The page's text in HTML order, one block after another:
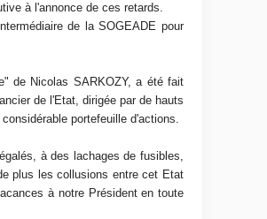
à l'annonce de ces retards.
de la SOGEADE pour
de Nicolas SARKOZY, a été fait
de l'Etat, dirigée par de hauts
portefeuille d'actions.
à des lachages de fusibles,
plus les collusions entre cet Etat
à notre Président en toute